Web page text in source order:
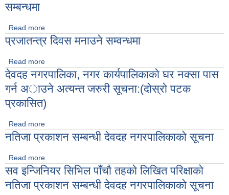
सम्बन्धमा
Read more
प्रजातन्त्र दिवस मनाउने सम्वन्धमा
Read more
देवदह नगरपालिका, नगर कार्यपालिकाकाे घर नक्सा पास
गर्न अाउने अत्यन्त जरुरी सूचना:(दाेस्राे पटक
प्रकासित)
Read more
अाउने अत्यन्त जरुरी सूचना:(दाेस्राे पटक प्रकासित)
नतिजा प्रकाशन सम्बन्धी देवदह नगरपालिकाकाे सूचना
Read more
सव इन्जिनियर सिभिल पाँचाै तहकाे लिखित परिक्षाकाे
नतिजा प्रकाशन सम्बन्धी देवदह नगरपालिकाकाे सूचना